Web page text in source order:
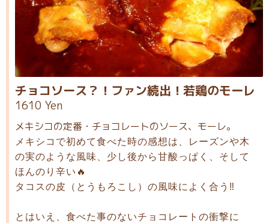
チョコソース？！ファン続出！若鶏のモーレ
1610 Yen
メキシコの定番・チョコレートのソース、モーレ。
メキシコで初めて食べた時の感想は、レーズンや木
の実のような風味、少し後から甘酸っぱく、そして
ほんのり辛い🔥
タコスの皮（とうもろこし）の風味によく合う‼️
とはいえ、食べた事のないチョコレートの衝撃に